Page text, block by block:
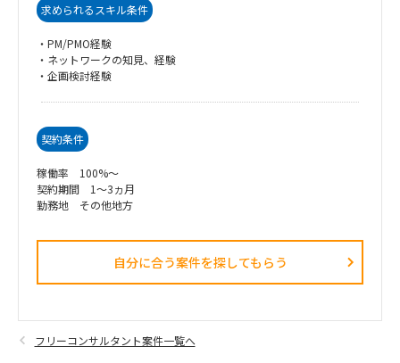
求められるスキル条件
・PM/PMO経験
・ネットワークの知見、経験
・企画検討経験
契約条件
稼働率 100%～
契約期間 1～3ヵ月
勤務地 その他地方
自分に合う案件を探してもらう​
フリーコンサルタント案件一覧へ